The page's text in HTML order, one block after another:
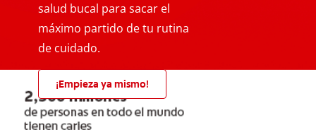
salud bucal para sacar el
máximo partido de tu rutina
de cuidado.
¡Empieza ya mismo!